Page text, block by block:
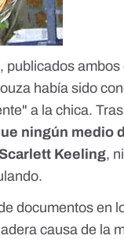
, publicados
había sido
a la chica.
ningún medio
Keeling,
documentos en
causa de la